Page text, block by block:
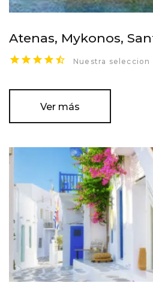
Atenas, Mykonos,
Nuestra seleccion
Ver más